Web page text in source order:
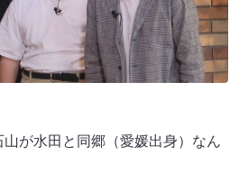
が水田と同郷（愛媛出身）なん